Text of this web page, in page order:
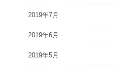
2019年7月
2019年6月
2019年5月